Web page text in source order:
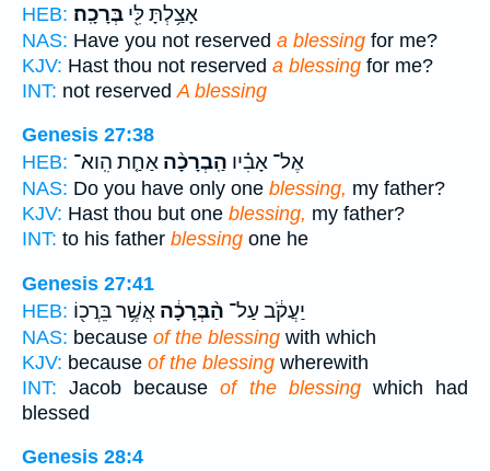
HEB:
אָצַ֥לְתָּ לִּ֖י בְּרָכָֽה׃
NAS: Have you not reserved a blessing for me?
KJV: Hast thou not reserved a blessing for me?
INT: not reserved A blessing
Genesis 27:38
HEB:
אֶל־ אָבִ֗יו הַֽבְרָכָ֨ה אַחַ֤ת הִֽוא־
NAS: Do you have only one blessing, my father?
KJV: Hast thou but one blessing, my father?
INT: to his father blessing one he
Genesis 27:41
HEB:
יַעֲקֹ֔ב עַל־ הַ֨בְּרָכָ֔ה אֲשֶׁ֥ר בֵּרֲכ֖וֹ
NAS: because of the blessing with which
KJV: because of the blessing wherewith
INT: Jacob becauseof the blessingwhich had
blessed
Genesis 28:4